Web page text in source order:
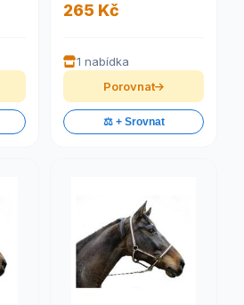
265 Kč
1 nabídka
Porovnat
⚖️ + Srovnat